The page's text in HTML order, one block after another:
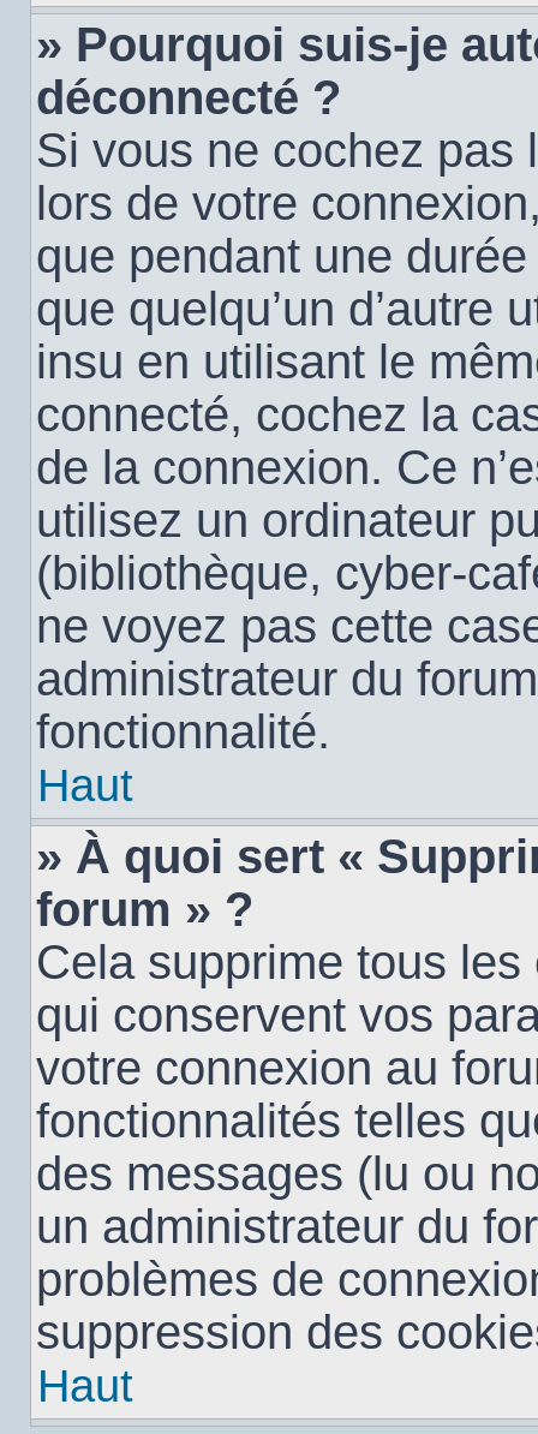
» Pourquoi suis-je
déconnecté ?
Si vous ne cochez
lors de votre
que pendant une
que quelqu’un d’autre
insu en utilisant le
connecté, cochez la
de la connexion. Ce
utilisez un ordinateur
(bibliothèque, cyber-
ne voyez pas cette
administrateur du
fonctionnalité.
Haut
» À quoi sert «
forum » ?
Cela supprime tous
qui conservent vos
votre connexion au
fonctionnalités telles
des messages (lu ou
un administrateur du
problèmes de
suppression des
Haut